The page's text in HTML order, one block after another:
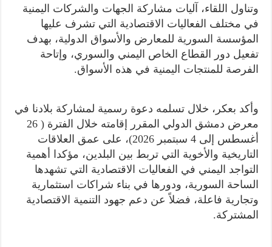
وتناول اللقاء، آليات مشاركة الجهات والشركات اليمنية
في مختلف الفعاليات الاقتصادية التي تشرف عليها
المؤسسة السورية للمعارض والأسواق الدولية، بهدف
تفعيل دور القطاع الخاص اليمني والسوري، وإتاحة
الفرصة للمنتجات اليمنية في هذه الأسواق.
وأكد بعكر، خلال تسلمه دعوة رسمية لمشاركة بلادنا في
معرض دمشق الدولي المقرر إقامته خلال الفترة ( 26
أغسطس إلى 4 سبتمبر 2026)، على عمق العلاقات
التاريخية والأخوية التي تربط بين البلدين، مؤكدا أهمية
التواجد اليمني في الفعاليات الاقتصادية التي تشهدها
الساحة السورية، ودورها في بناء شراكات استثمارية
وتجارية فاعلة، فضلاً عن دعم جهود التنمية الاقتصادية
المشتركة.